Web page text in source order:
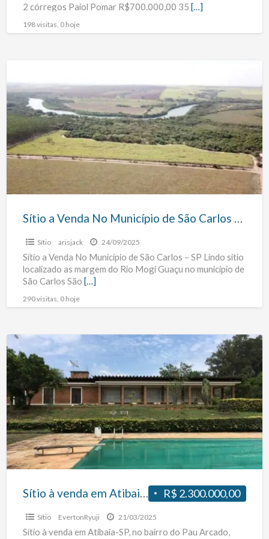
2 córregos Paiol Pomar R$700.000,00 35 […]
198 visitas, 0 hoje
a
Venda
No
Município
de
Carlos
–
Sítio a Venda No Município de São Carlos – SP
Sítio arisjack 24/09/2025
Sítio a Venda No Município de São Carlos – SP Lindo sítio
localizado as margem do Rio Mogi Guaçu no municipio de
São Carlos São […]
290 visitas, 0 hoje
Sítio
à
venda
em
Atibaia,
5
Suítes,
Piscina,
233000
divisa
R$ 2.300.000,00
Sítio à venda em Atibaia, 5 Suítes, Piscina, 233000 m2, na divisa com Campo Limpo Paulista
Sítio EvertonRyuji 21/03/2025
Sítio à venda em Atibaia-SP, no bairro do Pau Arcado,